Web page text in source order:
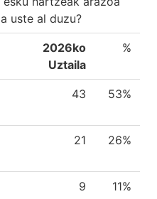
uste al duzu?
2026ko
Uztaila
%
43 53%
21 26%
9 11%